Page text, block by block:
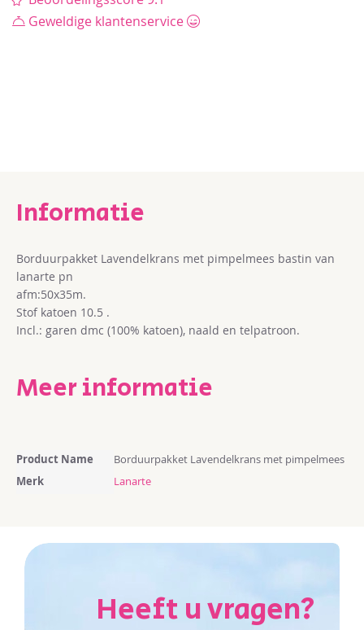
Geweldige klantenservice
Borduurpakket Lavendelkrans met pimpelmees bastin van
lanarte pn
afm:50x35m.
Stof katoen 10.5 .
Incl.: garen dmc (100% katoen), naald en telpatroon.
Meer informatie
Meer
informatie
Product Name
Borduurpakket Lavendelkrans met pimpelmees
Merk
Lanarte
Heeft u vragen?